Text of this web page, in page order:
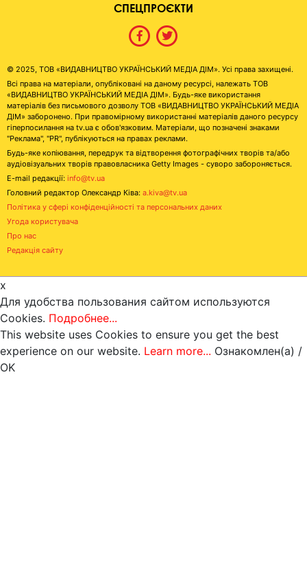
СПЕЦПРОЄКТИ
© 2025, ТОВ «ВИДАВНИЦТВО УКРАЇНСЬКИЙ МЕДІА ДІМ». Усі права захищені.
Всі права на матеріали, опубліковані на даному ресурсі, належать ТОВ
«ВИДАВНИЦТВО УКРАЇНСЬКИЙ МЕДІА ДІМ». Будь-яке використання
матеріалів без письмового дозволу ТОВ «ВИДАВНИЦТВО УКРАЇНСЬКИЙ МЕДІА
ДІМ» заборонено. При правомірному використанні матеріалів даного ресурсу
гіперпосилання на tv.ua є обов'язковим. Матеріали, що позначені знаками
"Реклама", "PR", публікуються на правах реклами.
Будь-яке копіювання, передрук та відтворення фотографічних творів та/або
аудіовізуальних творів правовласника Getty Images - суворо забороняється.
E-mail редакції: info@tv.ua
Головний редактор Олександр Ківа: a.kiva@tv.ua
Політика у сфері конфіденційності та персональних даних
Угода користувача
Про нас
Редакція сайту
x
Для удобства пользования сайтом используются
Cookies. Подробнее...
This website uses Cookies to ensure you get the best
experience on our website. Learn more... Ознакомлен(а) /
OK